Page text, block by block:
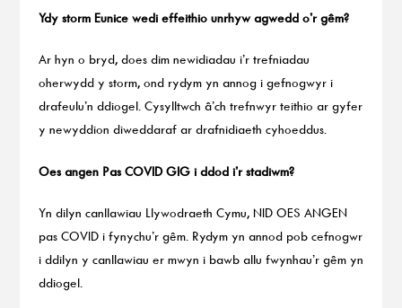
Ydy storm Eunice wedi effeithio unrhyw agwedd o’r gêm?
Ar hyn o bryd, does dim newidiadau i’r trefniadau
oherwydd y storm, ond rydym yn annog i gefnogwyr i
drafeulu’n ddiogel. Cysylltwch â’ch trefnwyr teithio ar gyfer
y newyddion diweddaraf ar drafnidiaeth cyhoeddus.
Oes angen Pas COVID GIG i ddod i’r stadiwm?
Yn dilyn canllawiau Llywodraeth Cymu, NID OES ANGEN
pas COVID i fynychu’r gêm. Rydym yn annod pob cefnogwr
i ddilyn y canllawiau er mwyn i bawb allu fwynhau’r gêm yn
ddiogel.